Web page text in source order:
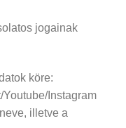
jogainak
köre:
Instagram
illetve a